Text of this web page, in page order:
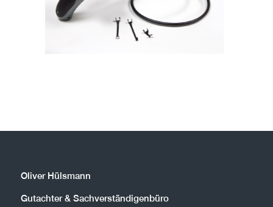
Oliver Hülsmann
Gutachter & Sachverständigenbüro